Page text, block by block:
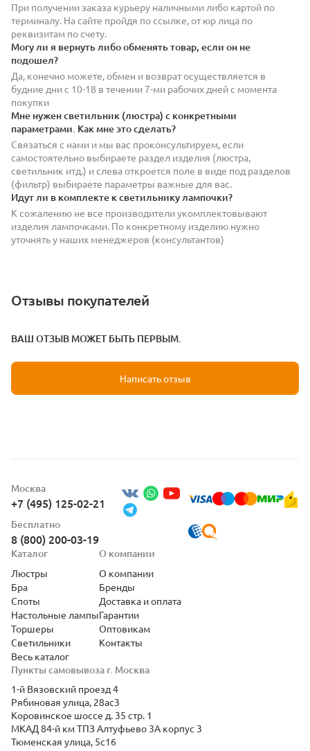
При получении заказа курьеру наличными либо картой по
терминалу. На сайте пройдя по ссылке, от юр лица по
реквизитам по счету.
Могу ли я вернуть либо обменять товар, если он не
подошел?
Да, конечно можете, обмен и возврат осуществляется в
будние дни с 10-18 в течении 7-ми рабочих дней с момента
покупки
Мне нужен светильник (люстра) с конкретными
параметрами. Как мне это сделать?
Связаться с нами и мы вас проконсультируем, если
самостоятельно выбираете раздел изделия (люстра,
светильник итд.) и слева откроется поле в виде под разделов
(фильтр) выбираете параметры важные для вас.
Идут ли в комплекте к светильнику лампочки?
К сожалению не все производители укомплектовывают
изделия лампочками. По конкретному изделию нужно
уточнять у наших менеджеров (консультантов)
Отзывы покупателей
ВАШ ОТЗЫВ МОЖЕТ БЫТЬ ПЕРВЫМ.
Написать отзыв
Москва
+7 (495) 125-02-21
Бесплатно
8 (800) 200-03-19
Пункты самовывоза г. Москва
1-й Вязовский проезд 4
Рябиновая улица, 28ас3
Коровинское шоссе д. 35 стр. 1
МКАД 84-й км ТПЗ Алтуфьево 3А корпус 3
Тюменская улица, 5с16
Каталог
Люстры
Бра
Споты
Настольные лампы
Торшеры
Светильники
Весь каталог
О компании
О компании
Бренды
Доставка и оплата
Гарантии
Оптовикам
Контакты